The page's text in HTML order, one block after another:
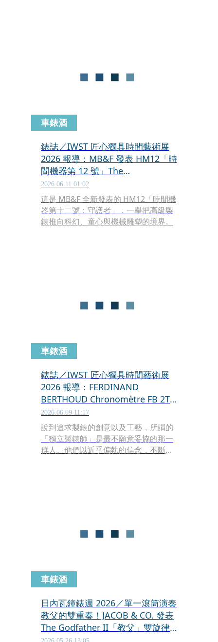
車錶酒
錶誌／IWST 匠心獨具時間藝術展
2026 報導：MB&F 發表 HM12「時
間機器第 12 號」The
Guardian「守護者」
2026.06.11 01:02
這是 MB&F 全新發表的 HM12「時間機
器第十二號：守護者」，一舉把高級製
錶推向科幻、童心與機械雕塑的境界。
車錶酒
錶誌／IWST 匠心獨具時間藝術展
2026 報導：FERDINAND
BERTHOUD Chronomètre FB 2TV
芝麻鏈飛行陀飛輪
2026.06.09 11:17
說到追求製錶的創意以及工藝，所謂的
「獨立製錶師」是最不願意妥協的那一
群人。他們以近乎偏執的信念，不斷測
車錶酒
日內瓦鐘錶週 2026／單一滾筒演奏
教父的雙重奏！JACOB & CO. 發表
The Godfather II「教父」雙旋律
音樂盒腕錶